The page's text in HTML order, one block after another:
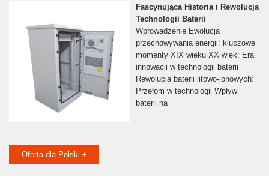
Fascynująca Historia i Rewolucja
Technologii Baterii
Wprowadzenie Ewolucja
przechowywania energii: kluczowe
momenty XIX wieku XX wiek: Era
innowacji w technologii baterii
Rewolucja baterii litowo-jonowych:
Przełom w technologii Wpływ
baterii na
Oferta dla Polski +